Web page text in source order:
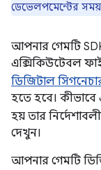
ডেভেলপমেন্টের সময়
আপনার গেমটি
এক্সিকিউটেবল
ডিজিটাল
হতে হবে।
হয় তার
দেখুন।
আপনার গেমটি